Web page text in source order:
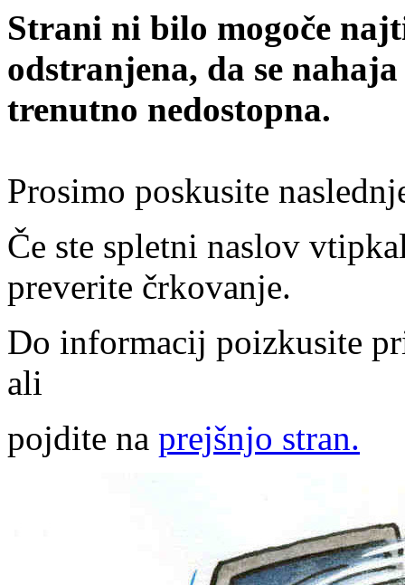
Strani ni bilo mogoče
odstranjena, da se
trenutno nedostopna.
Prosimo poskusite
Če ste spletni naslov
preverite črkovanje.
Do informacij poizkusite
ali
pojdite na prejšnjo stran.